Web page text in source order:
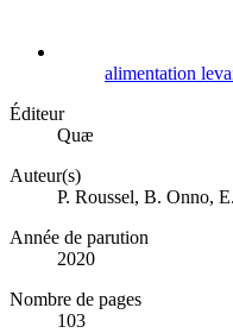
alimentation
Éditeur
Quæ
Auteur(s)
P. Roussel, B. Onno,
Année de parution
2020
Nombre de pages
103